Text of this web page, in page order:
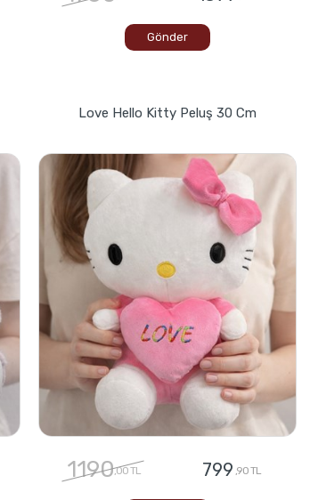
Gönder
Love Hello Kitty Peluş 30 Cm
1190,00 TL 799 ,90 TL